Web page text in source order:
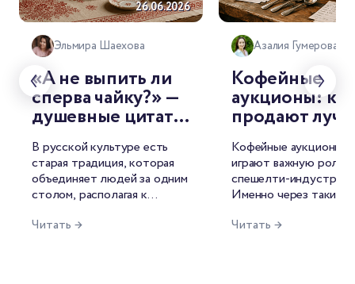
26.06.2026
Эльмира Шаехова
«А не выпить ли
сперва чайку?» —
душевные цитаты
о чае от
знаменитых
русских
писателей
В русской культуре есть
старая традиция, которая
объединяет людей за одним
столом, располагая к
называется она — чаепитие.
Читать →
Азалия Гумерова
Кофейные
аукционы: как
продают
лоты мира
Кофейные аукционы
играют важную роль в
спешелти-индустрии.
Именно через такие
рынок, формируются
Читать →